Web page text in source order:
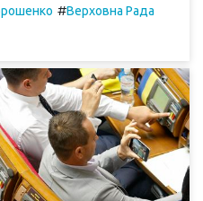
#Верховна Рада